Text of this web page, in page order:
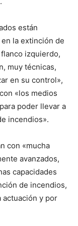
están
la extinción de
izquierdo,
muy técnicas,
en su control»,
«los medios
poder llevar a
incendios».
con «mucha
avanzados,
capacidades
de incendios,
actuación y por